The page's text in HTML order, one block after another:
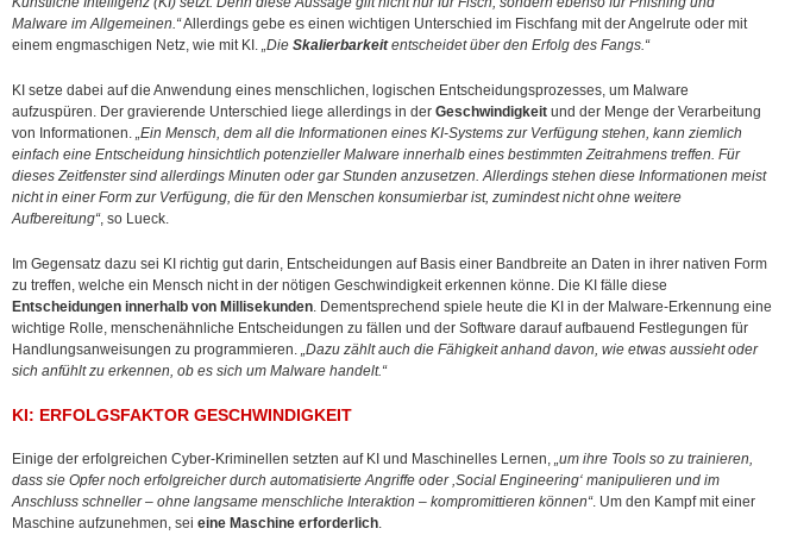
Malware im Allgemeinen.“Allerdings gebe es einen wichtigen Unterschied im Fischfang mit der Angelrute oder mit
einem engmaschigen Netz, wie mit KI. „Die Skalierbarkeitentscheidet über den Erfolg des Fangs.“
KI setze dabei auf die Anwendung eines menschlichen, logischen Entscheidungsprozesses, um Malware
aufzuspüren. Der gravierende Unterschied liege allerdings in der Geschwindigkeit und der Menge der Verarbeitung
von Informationen. „Ein Mensch, dem all die Informationen eines KI-Systems zur Verfügung stehen, kann ziemlich
einfach eine Entscheidung hinsichtlich potenzieller Malware innerhalb eines bestimmten Zeitrahmens treffen. Für
dieses Zeitfenster sind allerdings Minuten oder gar Stunden anzusetzen. Allerdings stehen diese Informationen meist
nicht in einer Form zur Verfügung, die für den Menschen konsumierbar ist, zumindest nicht ohne weitere
Aufbereitung“, so Lueck.
Im Gegensatz dazu sei KI richtig gut darin, Entscheidungen auf Basis einer Bandbreite an Daten in ihrer nativen Form
zu treffen, welche ein Mensch nicht in der nötigen Geschwindigkeit erkennen könne. Die KI fälle diese
Entscheidungen innerhalb von Millisekunden. Dementsprechend spiele heute die KI in der Malware-Erkennung eine
wichtige Rolle, menschenähnliche Entscheidungen zu fällen und der Software darauf aufbauend Festlegungen für
Handlungsanweisungen zu programmieren. „Dazu zählt auch die Fähigkeit anhand davon, wie etwas aussieht oder
sich anfühlt zu erkennen, ob es sich um Malware handelt.“
KI: ERFOLGSFAKTOR GESCHWINDIGKEIT
Einige der erfolgreichen Cyber-Kriminellen setzten auf KI und Maschinelles Lernen, „um ihre Tools so zu trainieren,
dass sie Opfer noch erfolgreicher durch automatisierte Angriffe oder ,Social Engineering‘ manipulieren und im
Anschluss schneller – ohne langsame menschliche Interaktion – kompromittieren können“. Um den Kampf mit einer
Maschine aufzunehmen, sei eine Maschine erforderlich.